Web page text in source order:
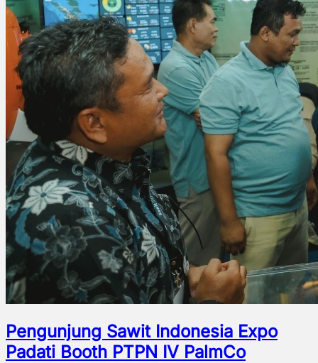
Pengunjung Sawit Indonesia Expo
Padati Booth PTPN IV PalmCo